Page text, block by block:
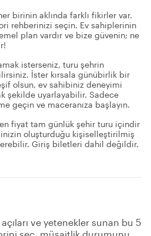
birinin aklında farklı fikirler var.
rehberinizi seçin. Ev sahiplerinin
plan vardır ve bize güvenin; ne
isterseniz, turu şehrin
İster kırsala günübirlik bir
olsun, ev sahibiniz deneyimi
şekilde uyarlayabilir. Sadece
geçin ve maceranıza başlayın.
fiyat tam günlük şehir turu içindir
oluşturduğu kişiselleştirilmiş
Giriş biletleri dahil değildir.
ve yetenekler sunan bu 5